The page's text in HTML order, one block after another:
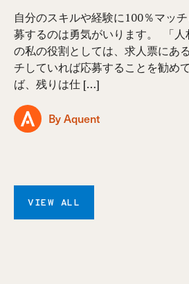
自分のスキルや経験に100％マッ
募するのは勇気がいります。 ⁠ 「
の私の役割としては、求人票にあ
チしていれば応募することを勧め
ば、残りは仕 […]
By Aquent
VIEW ALL